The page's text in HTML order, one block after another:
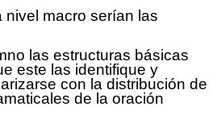
nivel macro serían las
las estructuras básicas
este las identifique y
con la distribución de
de la oración